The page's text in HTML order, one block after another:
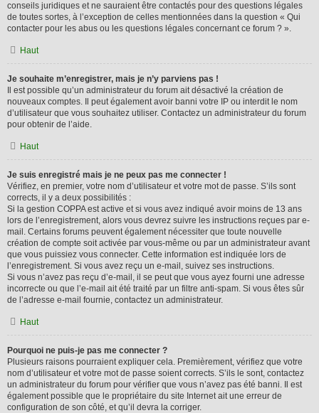
conseils juridiques et ne sauraient être contactés pour des questions légales
de toutes sortes, à l’exception de celles mentionnées dans la question « Qui
contacter pour les abus ou les questions légales concernant ce forum ? ».
Haut
Je souhaite m’enregistrer, mais je n’y parviens pas !
Il est possible qu’un administrateur du forum ait désactivé la création de
nouveaux comptes. Il peut également avoir banni votre IP ou interdit le nom
d’utilisateur que vous souhaitez utiliser. Contactez un administrateur du forum
pour obtenir de l’aide.
Haut
Je suis enregistré mais je ne peux pas me connecter !
Vérifiez, en premier, votre nom d’utilisateur et votre mot de passe. S’ils sont
corrects, il y a deux possibilités :
Si la gestion COPPA est active et si vous avez indiqué avoir moins de 13 ans
lors de l’enregistrement, alors vous devrez suivre les instructions reçues par e-
mail. Certains forums peuvent également nécessiter que toute nouvelle
création de compte soit activée par vous-même ou par un administrateur avant
que vous puissiez vous connecter. Cette information est indiquée lors de
l’enregistrement. Si vous avez reçu un e-mail, suivez ses instructions.
Si vous n’avez pas reçu d’e-mail, il se peut que vous ayez fourni une adresse
incorrecte ou que l’e-mail ait été traité par un filtre anti-spam. Si vous êtes sûr
de l’adresse e-mail fournie, contactez un administrateur.
Haut
Pourquoi ne puis-je pas me connecter ?
Plusieurs raisons pourraient expliquer cela. Premièrement, vérifiez que votre
nom d’utilisateur et votre mot de passe soient corrects. S’ils le sont, contactez
un administrateur du forum pour vérifier que vous n’avez pas été banni. Il est
également possible que le propriétaire du site Internet ait une erreur de
configuration de son côté, et qu’il devra la corriger.